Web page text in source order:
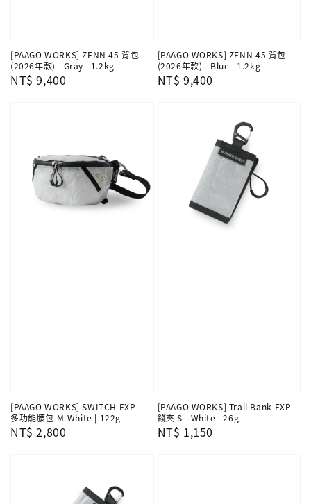
[PAAGO WORKS] ZENN 45 背包
(2026年款) - Gray | 1.2kg
Regular
NT$ 9,400
[PAAGO WORKS] ZENN 45 背包
(2026年款) - Blue | 1.2kg
Regular
NT$ 9,400
[PAAGO WORKS] SWITCH EXP
多功能腰包 M-White | 122g
Regular
NT$ 2,800
[PAAGO WORKS] Trail Bank EXP
錢夾 S - White | 26g
Regular
NT$ 1,150